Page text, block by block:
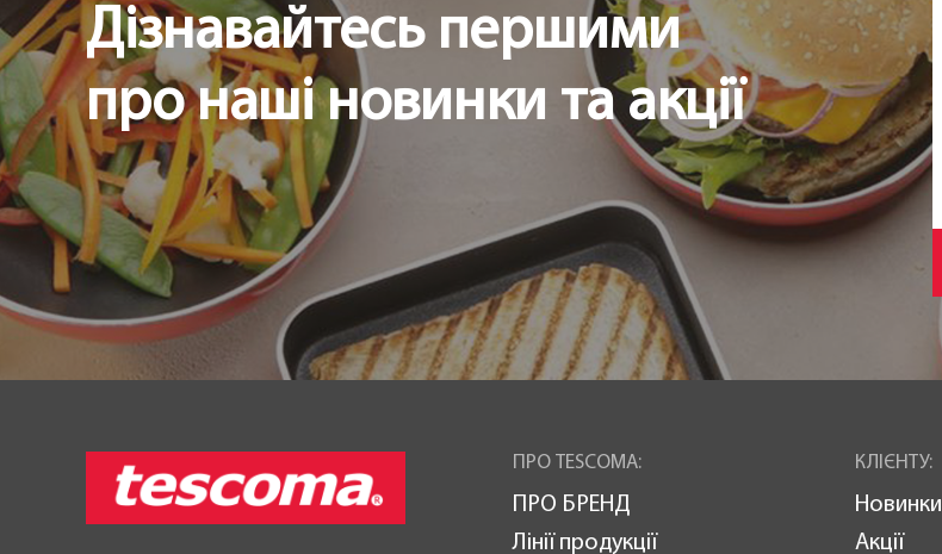
Дізнавайтесь першими
про наші новинки та акції
ПРО TESCOMA:
ПРО БРЕНД
Лінії продукції
КЛІЄНТУ:
Новинки
Акції